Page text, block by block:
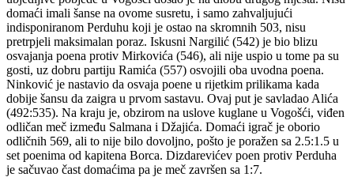
domaći imali šanse na ovome susretu, i samo zahvaljujući
indisponiranom Perduhu koji je ostao na skromnih 503, nisu
pretrpjeli maksimalan poraz. Iskusni Nargilić (542) je bio blizu
osvajanja poena protiv Mirkovića (546), ali nije uspio u tome pa su
gosti, uz dobru partiju Ramića (557) osvojili oba uvodna poena.
Ninković je nastavio da osvaja poene u rijetkim prilikama kada
dobije šansu da zaigra u prvom sastavu. Ovaj put je savladao Alića
(492:535). Na kraju je, obzirom na uslove kuglane u Vogošći, viđen
odličan meč između Salmana i Džajića. Domaći igrač je oborio
odličnih 569, ali to nije bilo dovoljno, pošto je poražen sa 2.5:1.5 u
set poenima od kapitena Borca. Dizdarevićev poen protiv Perduha
je sačuvao čast domaćima pa je meč završen sa 1:7.